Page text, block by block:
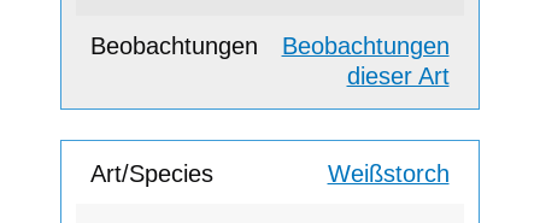
Beobachtungen
dieser Art
Weißstorch